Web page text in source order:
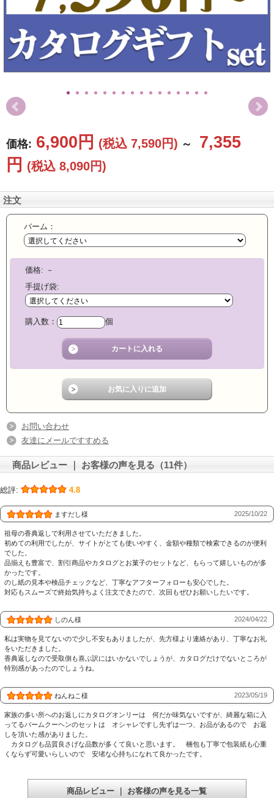
ランキング
カタログギフト
特選ギフト
お急ぎ便
頂いた金額
価格: 6,900円 (税込 7,590円) ～
7,355
円 (税込 8,090円)
注文
バーム：
価格: －
手提げ袋:
購入数： 個
お問い合わせ
友達にメールですすめる
商品レビュー ｜ お客様の声を見る（11件）
総評: 4.8
ますだし様 2025/10/22
祖母の香典返しで利用させていただきました。
初めての利用でしたが、サイトがとても使いやすく、金額や種類で検索できるのが便利
でした。
品揃えも豊富で、割引商品やカタログとお菓子のセットなど、もらって嬉しいものが多
かったです。
のし紙の見本や検品チェックなど、丁寧なアフターフォローも安心でした。
対応もスムーズで終始気持ちよく注文できたので、次回もぜひお願いしたいです。
しのん様 2024/04/22
私は実物を見てないので少し不安もありましたが、先方様より連絡があり、丁寧なお礼
をいただきました。
香典返しなので受取側も喜ぶ訳にはいかないでしょうが、カタログだけでないところが
特別感があったのでしょうね。
ねんねこ様 2023/05/19
家族の多い所へのお返しにカタログオンリーは 何だか味気ないですが、綺麗な箱に入
ってるバームクーヘンのセットは オシャレですし先ずは一つ、お品があるので お返
しを頂いた感がありました。
カタログも品質良さげな品数が多くて良いと思います。 梱包も丁寧で包装紙も心重
くならず可愛いらしいので 安堵な心持ちになれて良かったです。
商品レビュー ｜ お客様の声を見る一覧